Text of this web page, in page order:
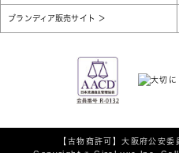
ブランディア販売サイト
【古物商許可】大阪府公安